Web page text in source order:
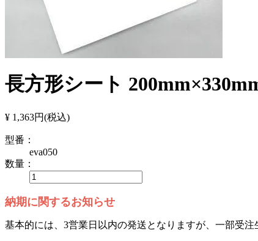
長方形シート
¥ 1,363円(税込)
型番：
eva050
数量：
納期に関するお知らせ
基本的には、3営業日以内の発送となりますが、一部受